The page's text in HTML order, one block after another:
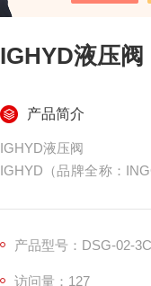
IGHYD液压阀
产品简介
IGHYD液压阀
IGHYD（品牌全称：
产品型号：DSG-02-
访问量：127